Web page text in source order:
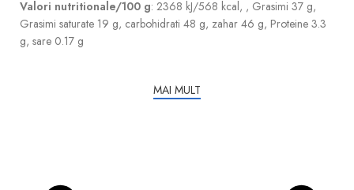
Valori nutritionale/100 g: 2368 kJ/568 kcal, , Grasimi 37 g,
Grasimi saturate 19 g, carbohidrati 48 g, zahar 46 g, Proteine 3.3
g, sare 0.17 g
MAI MULT